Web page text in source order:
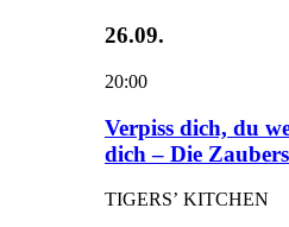
26.09.
20:00
Verpiss dich, du
dich – Die
TIGERS’ KITCHEN